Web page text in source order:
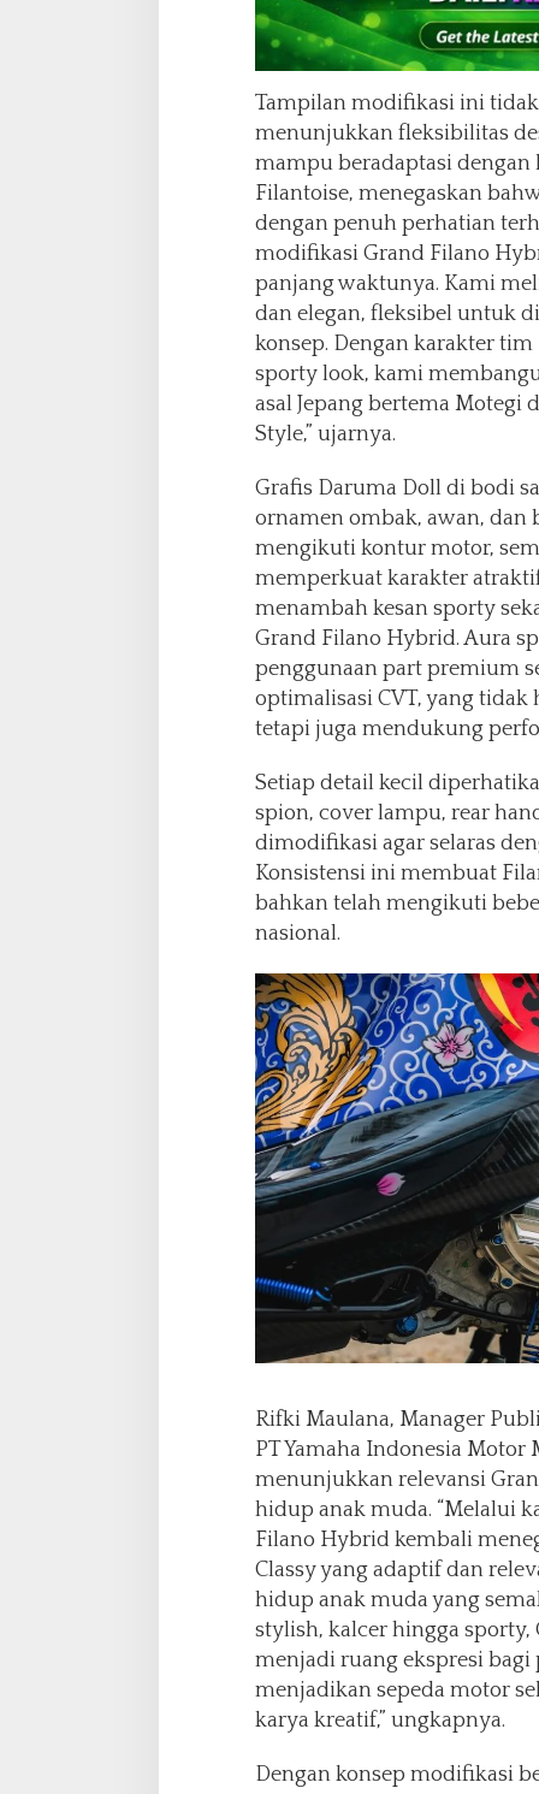
Tampilan modifikasi ini
menunjukkan fleksibilitas
mampu beradaptasi dengan
Filantoise, menegaskan
dengan penuh perhatian
modifikasi Grand Filano
panjang waktunya. Kami
dan elegan, fleksibel untuk
konsep. Dengan karakter
sporty look, kami
asal Jepang bertema Motegi
Style,” ujarnya.
Grafis Daruma Doll di bodi
ornamen ombak, awan, dan
mengikuti kontur motor,
memperkuat karakter
menambah kesan sporty
Grand Filano Hybrid. Aura
penggunaan part premium
optimalisasi CVT, yang
tetapi juga mendukung
Setiap detail kecil
spion, cover lampu, rear
dimodifikasi agar selaras
Konsistensi ini membuat
bahkan telah mengikuti
nasional.
Rifki Maulana, Manager
PT Yamaha Indonesia
menunjukkan relevansi
hidup anak muda. “Melalui
Filano Hybrid kembali
Classy yang adaptif dan
hidup anak muda yang
stylish, kalcer hingga
menjadi ruang ekspresi bagi
menjadikan sepeda motor
karya kreatif,” ungkapnya.
Dengan konsep modifikasi